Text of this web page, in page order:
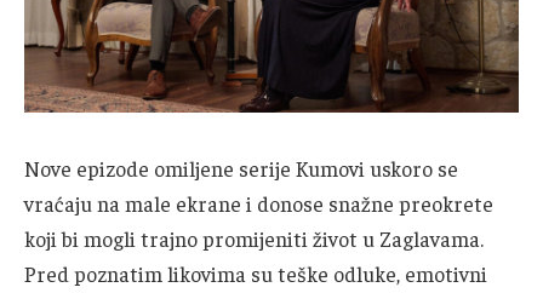
Nove epizode omiljene serije Kumovi uskoro se
vraćaju na male ekrane i donose snažne preokrete
koji bi mogli trajno promijeniti život u Zaglavama.
Pred poznatim likovima su teške odluke, emotivni